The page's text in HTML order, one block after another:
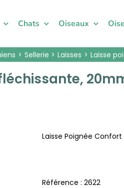
Chats Oiseaux
Sellerie Laisses Laisse
Laisse Poignée
Référence : 2622